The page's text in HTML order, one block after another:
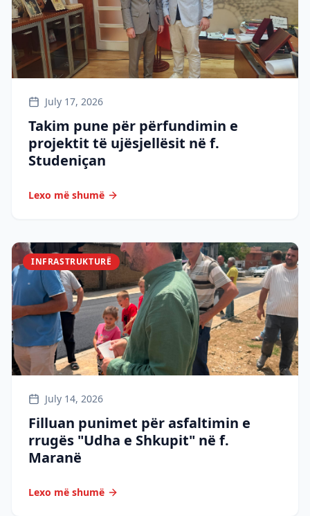
July 17, 2026
Takim pune për përfundimin e
projektit të ujësjellësit në f.
Studeniçan
Lexo më shumë
INFRASTRUKTURË
July 14, 2026
Filluan punimet për asfaltimin e
rrugës "Udha e Shkupit" në f.
Maranë
Lexo më shumë